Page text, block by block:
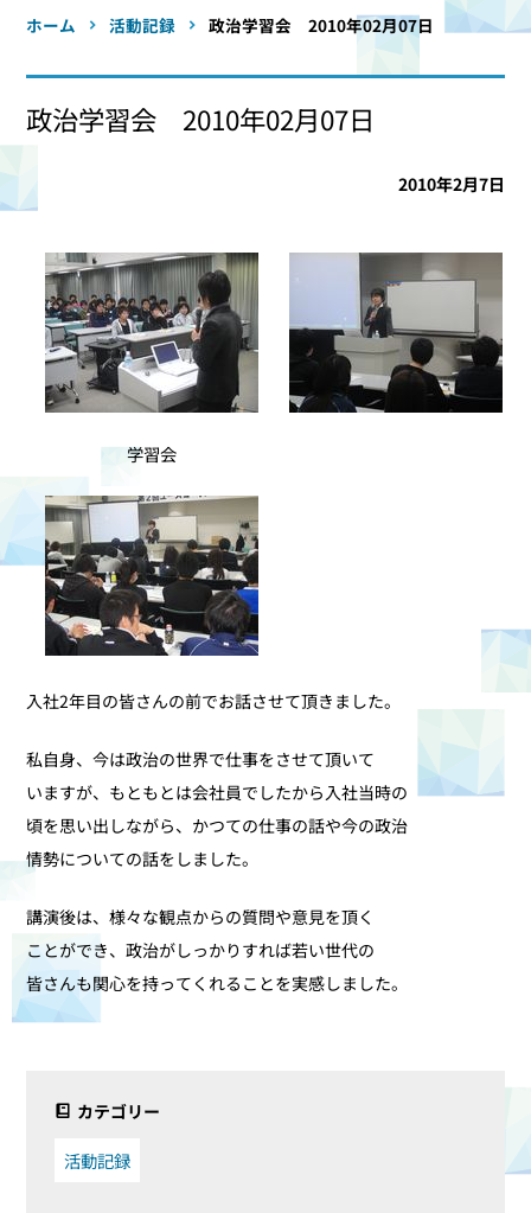
ホーム 活動記録 政治学習会 2010年02月07日
政治学習会 2010年02月07日
2010年2月7日
学習会
入社2年目の皆さんの前でお話させて頂きました。
私自身、今は政治の世界で仕事をさせて頂いて
いますが、もともとは会社員でしたから入社当時の
頃を思い出しながら、かつての仕事の話や今の政治
情勢についての話をしました。
講演後は、様々な観点からの質問や意見を頂く
ことができ、政治がしっかりすれば若い世代の
皆さんも関心を持ってくれることを実感しました。
カテゴリー
活動記録